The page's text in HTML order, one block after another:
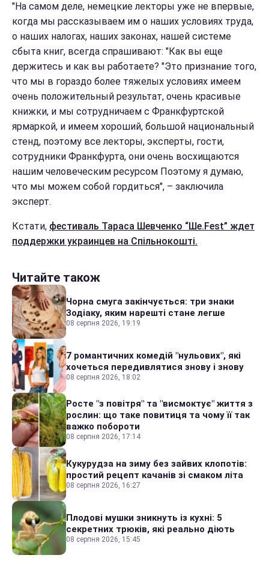
"На самом деле, немецкие лекторы уже не впервые,
когда мы рассказываем им о наших условиях труда,
о наших налогах, наших законах, нашей системе
сбыта книг, всегда спрашивают: "Как вы еще
держитесь и как вы работаете? "Это признание того,
что мы в гораздо более тяжелых условиях имеем
очень положительный результат, очень красивые
книжки, и мы сотрудничаем с Франкфуртской
ярмаркой, и имеем хороший, большой национальный
стенд, поэтому все лекторы, эксперты, гости,
сотрудники Франкфурта, они очень восхищаются
нашим человеческим ресурсом Поэтому я думаю,
что мы можем собой гордиться", – заключила
эксперт.
Кстати, фестиваль Тараса Шевченко “Ше.Fest” ждет
поддержки украинцев на Спільнокошті.
Читайте також
Чорна смуга закінчується: три знаки
Зодіаку, яким нарешті стане легше
08 серпня 2026, 19:19
7 романтичних комедій "нульових", які
хочеться передивлятися знову і знову
08 серпня 2026, 18:02
Росте "з повітря" та "висмоктує" життя з
рослин: що таке повитиця та чому її так
важко побороти
08 серпня 2026, 17:14
Кукурудза на зиму без зайвих клопотів:
простий рецепт качанів зі смаком літа
08 серпня 2026, 16:27
Плодові мушки зникнуть із кухні: 5
секретних трюків, які реально діють
08 серпня 2026, 15:45